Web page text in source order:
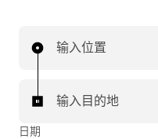
输入位置
输入目的地
日期